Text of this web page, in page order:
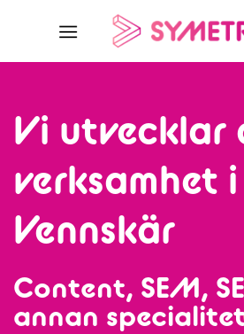
Vi utvecklar
verksamhet i
Vennskär
Content, SEM,
annan